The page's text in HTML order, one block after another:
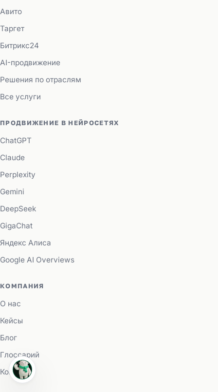
Авито
Таргет
Битрикс24
AI-продвижение
Решения по отраслям
Все услуги
ПРОДВИЖЕНИЕ В НЕЙРОСЕТЯХ
ChatGPT
Claude
Perplexity
Gemini
DeepSeek
GigaChat
Яндекс Алиса
Google AI Overviews
КОМПАНИЯ
О нас
Кейсы
Блог
Глоссарий
Контакты